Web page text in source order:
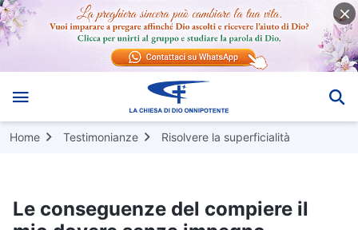
Home Testimonianze Risolvere la superficialità
Le conseguenze del compiere il